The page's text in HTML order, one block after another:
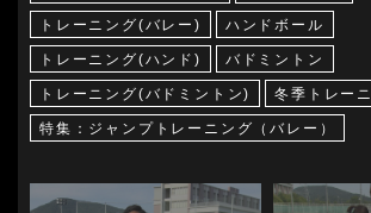
トレーニング(バレー) ハンドボール
トレーニング(ハンド) バドミントン
トレーニング(バドミントン) 冬季トレー
特集：ジャンプトレーニング（バレー）